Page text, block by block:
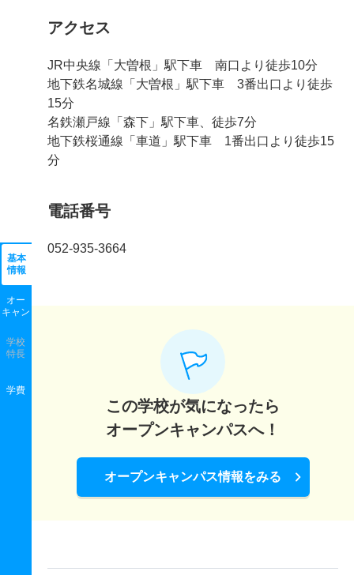
基本
情報
オー
キャン
学校
特長
学費
アクセス
JR中央線「大曽根」駅下車 南口より徒歩10分
地下鉄名城線「大曽根」駅下車 3番出口より徒歩
15分
名鉄瀬戸線「森下」駅下車、徒歩7分
地下鉄桜通線「車道」駅下車 1番出口より徒歩15
分
電話番号
052-935-3664
この学校が気になったら
オープンキャンパスへ！
オープンキャンパス情報をみる